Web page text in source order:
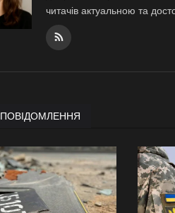
читачів актуальною та